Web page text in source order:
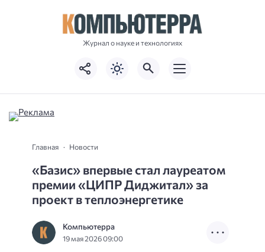
Журнал о науке и технологиях
Главная Новости
«Базис» впервые стал лауреатом
премии «ЦИПР Диджитал» за
проект в теплоэнергетике
Компьютерра
19 мая 2026 09:00